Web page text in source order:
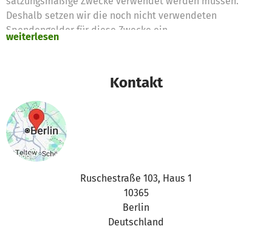
Deshalb setzen wir die noch nicht verwendeten
Spendengelder für diese Zwecke ein
weiterlesen
Kontakt
Ruschestraße 103, Haus 1
10365
Berlin
Deutschland